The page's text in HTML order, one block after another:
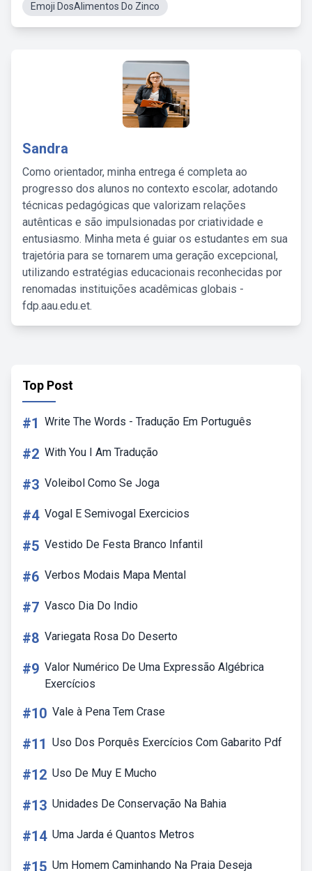
Emoji DosAlimentos Do Zinco
Sandra
Como orientador, minha entrega é completa ao
progresso dos alunos no contexto escolar, adotando
técnicas pedagógicas que valorizam relações
autênticas e são impulsionadas por criatividade e
entusiasmo. Minha meta é guiar os estudantes em sua
trajetória para se tornarem uma geração excepcional,
utilizando estratégias educacionais reconhecidas por
renomadas instituições acadêmicas globais -
fdp.aau.edu.et.
Top Post
#1 Write The Words - Tradução Em Português
#2 With You I Am Tradução
#3 Voleibol Como Se Joga
#4 Vogal E Semivogal Exercicios
#5 Vestido De Festa Branco Infantil
#6 Verbos Modais Mapa Mental
#7 Vasco Dia Do Indio
#8 Variegata Rosa Do Deserto
#9 Valor Numérico De Uma Expressão Algébrica
Exercícios
#10 Vale à Pena Tem Crase
#11 Uso Dos Porquês Exercícios Com Gabarito Pdf
#12 Uso De Muy E Mucho
#13 Unidades De Conservação Na Bahia
#14 Uma Jarda é Quantos Metros
#15 Um Homem Caminhando Na Praia Deseja